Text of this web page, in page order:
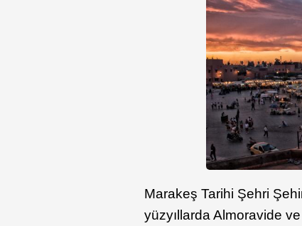
Marakeş Tarihi Şehri
yüzyıllarda Almoravide